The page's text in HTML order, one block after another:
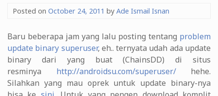
Posted on October 24, 2011 by Ade Ismail Isnan
Baru beberapa jam yang lalu posting tentang problem
update binary superuser, eh.. ternyata udah ada update
binary dari yang buat (ChainsDD) di situs
resminya http://androidsu.com/superuser/hehe.
Silahkan yang mau oprek untuk update binary-nya